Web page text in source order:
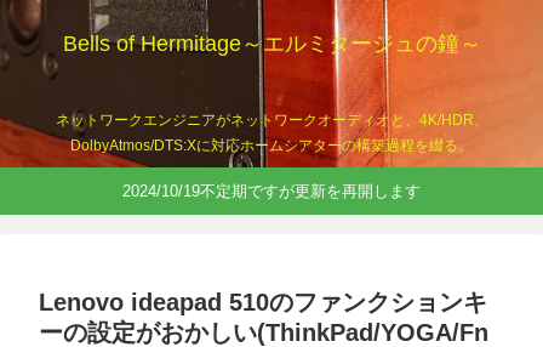
Bells of Hermitage～エルミタージュの鐘～
ネットワークエンジニアがネットワークオーディオと、4K/HDR、
DolbyAtmos/DTS:Xに対応ホームシアターの構築過程を綴る。
2024/10/19不定期ですが更新を再開します
Lenovo ideapad 510のファンクションキ
ーの設定がおかしい(ThinkPad/YOGA/Fn